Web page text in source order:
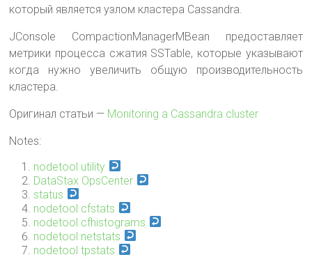
который является узлом кластера Cassandra.
JConsole CompactionManagerMBean предоставляет
метрики процесса сжатия SSTable, которые указывают
когда нужно увеличить общую производительность
кластера.
Оригинал статьи — Monitoring a Cassandra cluster
Notes:
nodetool utility
DataStax OpsCenter
status
nodetool cfstats
nodetool cfhistograms
nodetool netstats
nodetool tpstats